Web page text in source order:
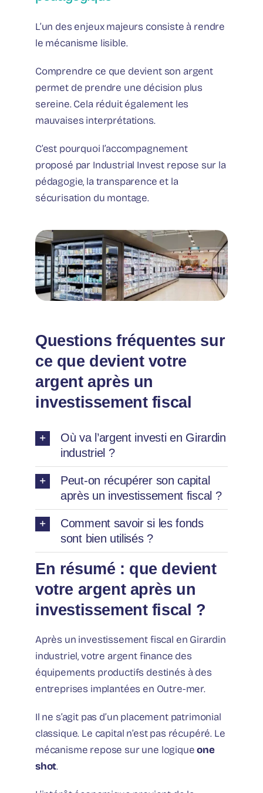
L’un des enjeux majeurs consiste à rendre
le mécanisme lisible.
Comprendre ce que devient son argent
permet de prendre une décision plus
sereine. Cela réduit également les
mauvaises interprétations.
C’est pourquoi l’accompagnement
proposé par Industrial Invest repose sur la
pédagogie, la transparence et la
sécurisation du montage.
Questions fréquentes sur
ce que devient votre
argent après un
investissement fiscal
Où va l’argent investi en Girardin
industriel ?
Peut-on récupérer son capital
après un investissement fiscal ?
Comment savoir si les fonds
sont bien utilisés ?
En résumé : que devient
votre argent après un
investissement fiscal ?
Après un investissement fiscal en Girardin
industriel, votre argent finance des
équipements productifs destinés à des
entreprises implantées en Outre-mer.
Il ne s’agit pas d’un placement patrimonial
classique. Le capital n’est pas récupéré. Le
mécanisme repose sur une logiqueone
shot.